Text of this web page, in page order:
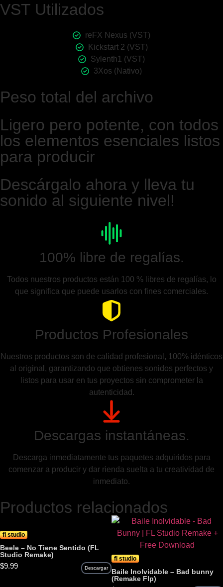
VST Utilizados
reFX Nexus (VST)
Kickstart 2 (VST)
Sylenth1 (VST)
3Xos (Nativo)
Peso total del archivo
Ligero pero potente, con todos
los elementos esenciales listos
para producir
Descárgalo ahora y lleva tu
sonido al siguiente nivel!
100% libre de regalías.
Todos nuestros productos están 100 % libres de regalías, lo
que significa que puede usarlos con fines comerciales.
Productos Profesionales
Nuestros productos son de calidad profesional, 100% idénticos
al original, garantizando que obtienes sonidos perfectos y
listos para usar en tus proyectos sin comprometer la
autenticidad.
Descargas instantáneas.
Descarga inmediatamente tus paquetes adquiridos para
comenzar a producir y dar rienda suelta a tu creatividad de
inmediato.
Productos relacionados
fl studio
Beele – No Tiene Sentido (FL
Studio Remake)
$9.99 Descargar
fl studio
Baile Inolvidable – Bad bunny
(Remake Flp)